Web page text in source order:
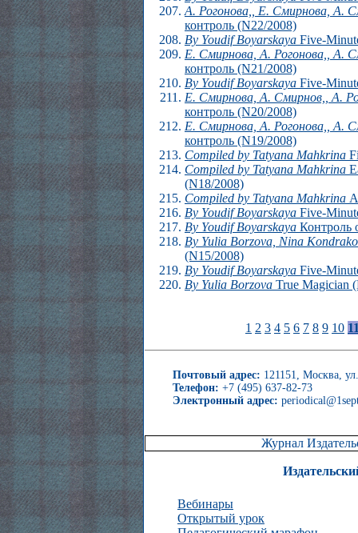
А. Рогонова,, Е. Смирнова, А.
контроль (N22/2008)
By Youdif Boyarskaya Five-
Е. Смирнова, А. Рогонова,, А.
контроль (N21/2008)
By Youdif Boyarskaya Five-
Е. Смирнова, А. Смирнов,, А.
контроль (N20/2008)
Е. Смирнова, А. Рогонова,, А.
контроль (N19/2008)
Compiled by Tatyana Mahkrina
Compiled by Tatyana Mahkrina
(N18/2008)
Compiled by Tatyana Mahkrina
By Youdif Boyarskaya Five-
By Youdif Boyarskaya Контроль
By Yulia Borzova, Nina
(N15/2008)
By Youdif Boyarskaya Five-
By Yulia Borzova True Magician
1 2 3 4 5 6 7 8 9 10
Почтовый адрес: 121151, Москва,
Телефон: +7 (495) 637-82-73
Электронный адрес:
Журнал
Вебинары
Открытый урок